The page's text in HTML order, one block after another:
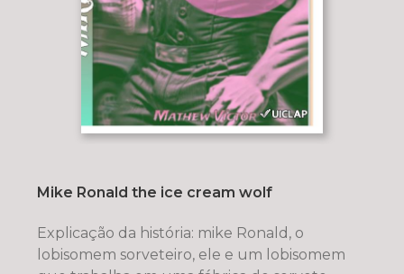
Mike Ronald the ice cream wolf
Explicação da história: mike Ronald, o
lobisomem sorveteiro, ele e um lobisomem